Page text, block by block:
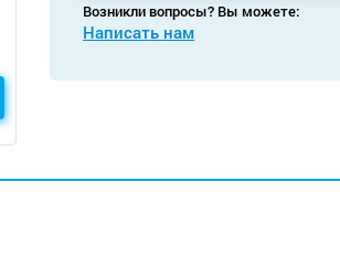
Возникли вопросы? Вы можете:
Написать нам